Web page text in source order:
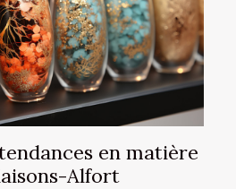
en matière
Alfort